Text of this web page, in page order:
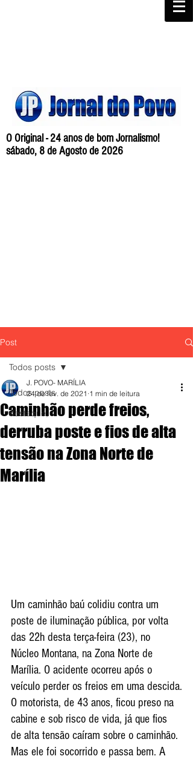
O Original - 24 anos de bom Jornalismo!
sábado, 8 de Agosto de 2026
Post
Todos posts
destaque,
Todos posts
Caminhão perde freios,
derruba poste e fios de alta
tensão na Zona Norte de
Marília
J. POVO- MARÍLIA
24 de fev. de 2021 1 min de leitura
Um caminhão baú colidiu contra um
poste de iluminação pública, por volta
das 22h desta terça-feira (23), no
Núcleo Montana, na Zona Norte de
Marília. O acidente ocorreu após o
veículo perder os freios em uma descida.
O motorista, de 43 anos, ficou preso na
cabine e sob risco de vida, já que fios
de alta tensão caíram sobre o caminhão.
Mas ele foi socorrido e passa bem. A